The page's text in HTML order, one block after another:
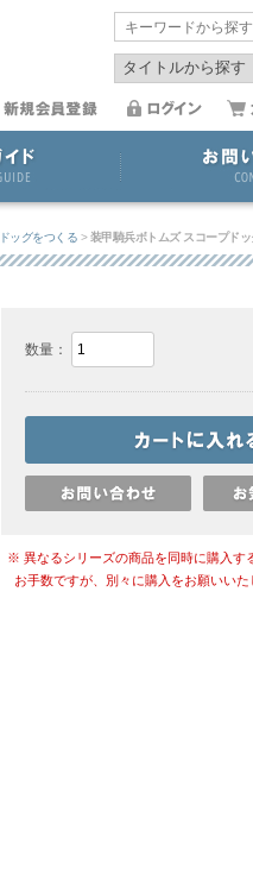
ッグをつくる >装甲騎兵ボトムズ スコープド
数量：
※ 異なるシリーズの商品を同時に購入す
お手数ですが、別々に購入をお願いいた